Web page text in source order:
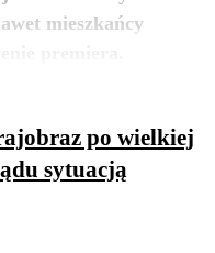
mieszkańcy
więcej
po wielkiej
sytuacją